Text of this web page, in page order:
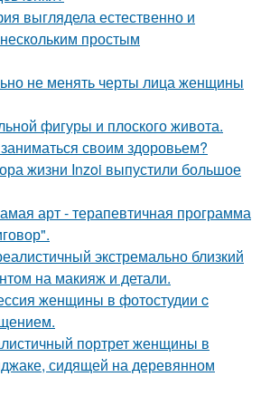
выглядела естественно и
простым
не менять черты лица женщины
фигуры и плоского живота.
своим здоровьем?
жизни Inzoi выпустили большое
арт - терапевтичная программа
экстремально близкий
на макияж и детали.
женщины в фотостудии c
портрет женщины в
сидящей на деревянном